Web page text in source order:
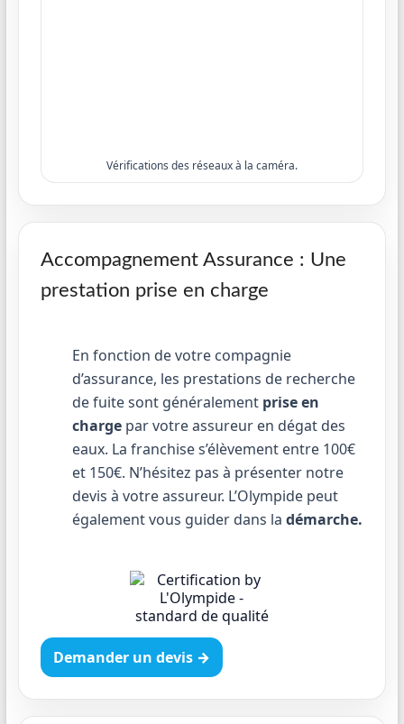
Vérifications des réseaux à la caméra.
Accompagnement Assurance : Une
prestation prise en charge
En fonction de votre compagnie
d’assurance, les prestations de recherche
de fuite sont généralement prise en
chargepar votre assureur en dégat des
eaux. La franchise s’élèvement entre 100€
et 150€. N’hésitez pas à présenter notre
devis à votre assureur. L’Olympide peut
également vous guider dans la démarche.
Demander un devis →